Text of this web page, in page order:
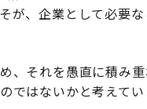
が、企業として必要
、それを愚直に積み
はないかと考えてい